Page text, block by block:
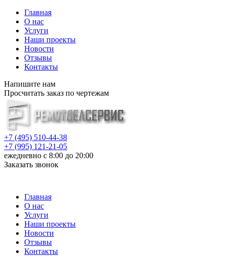
Главная
О нас
Услуги
Наши проекты
Новости
Отзывы
Контакты
Напишите нам
Просчитать заказ по чертежам
+7 (495) 510-44-38
+7 (995) 121-21-05
ежедневно с 8:00 до 20:00
Заказать звонок
Главная
О нас
Услуги
Наши проекты
Новости
Отзывы
Контакты